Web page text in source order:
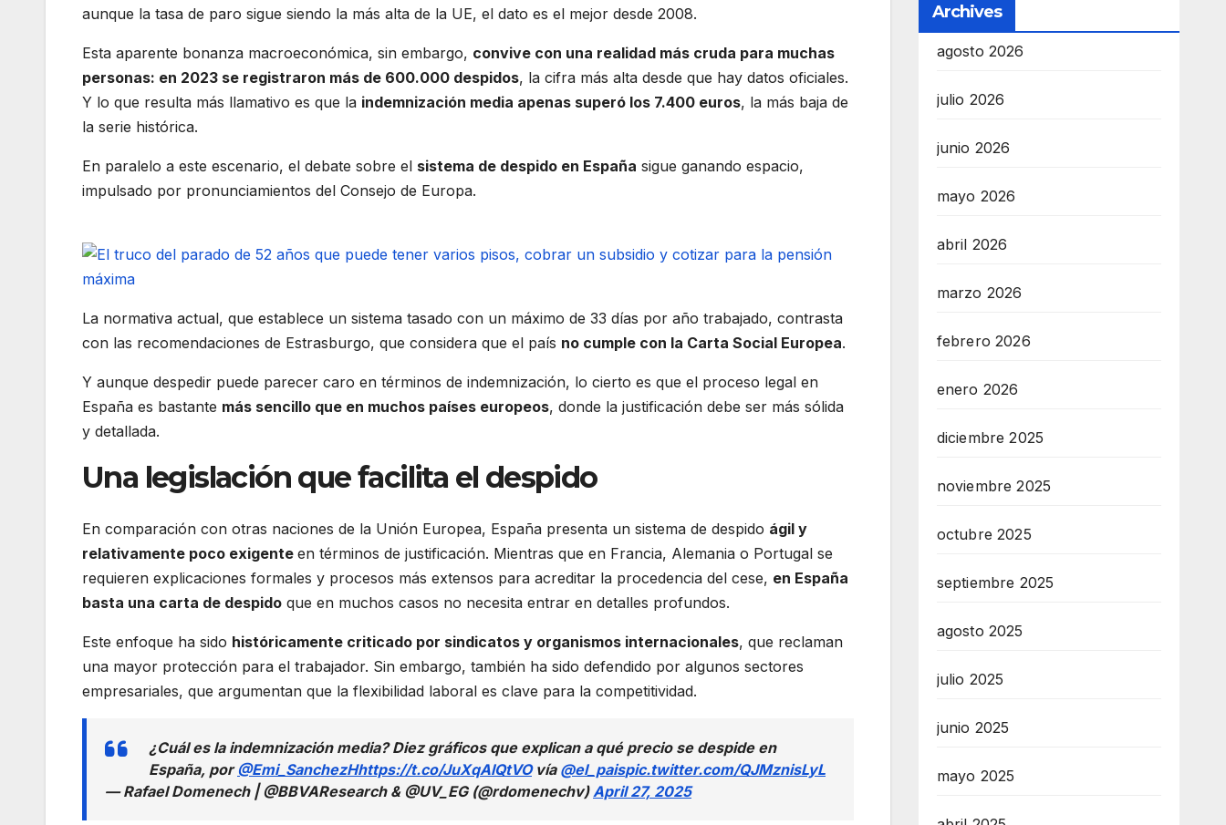
aunque la tasa de paro sigue siendo la más alta de la UE, el dato es el mejor desde 2008.
Esta aparente bonanza macroeconómica, sin embargo, convive con una realidad más cruda para muchas
personas: en 2023 se registraron más de 600.000 despidos, la cifra más alta desde que hay datos oficiales.
Y lo que resulta más llamativo es que la indemnización media apenas superó los 7.400 euros, la más baja de
la serie histórica.
En paralelo a este escenario, el debate sobre el sistema de despido en España sigue ganando espacio,
impulsado por pronunciamientos del Consejo de Europa.
La normativa actual, que establece un sistema tasado con un máximo de 33 días por año trabajado, contrasta
con las recomendaciones de Estrasburgo, que considera que el país no cumple con la Carta Social Europea.
Y aunque despedir puede parecer caro en términos de indemnización, lo cierto es que el proceso legal en
España es bastante más sencillo que en muchos países europeos, donde la justificación debe ser más sólida
y detallada.
Una legislación que facilita el despido
En comparación con otras naciones de la Unión Europea, España presenta un sistema de despido ágil y
relativamente poco exigente en términos de justificación. Mientras que en Francia, Alemania o Portugal se
requieren explicaciones formales y procesos más extensos para acreditar la procedencia del cese, en España
basta una carta de despido que en muchos casos no necesita entrar en detalles profundos.
Este enfoque ha sido históricamente criticado por sindicatos y organismos internacionales, que reclaman
una mayor protección para el trabajador. Sin embargo, también ha sido defendido por algunos sectores
empresariales, que argumentan que la flexibilidad laboral es clave para la competitividad.
¿Cuál es la indemnización media? Diez gráficos que explican a qué precio se despide en
España, por@Emi_SanchezHhttps://t.co/JuXqAlQtVOvía @el_paispic.twitter.com/QJMznisLyL
— Rafael Domenech | @BBVAResearch & @UV_EG (@rdomenechv) April 27, 2025
Archives
agosto 2026
julio 2026
junio 2026
mayo 2026
abril 2026
marzo 2026
febrero 2026
enero 2026
diciembre 2025
noviembre 2025
octubre 2025
septiembre 2025
agosto 2025
julio 2025
junio 2025
mayo 2025